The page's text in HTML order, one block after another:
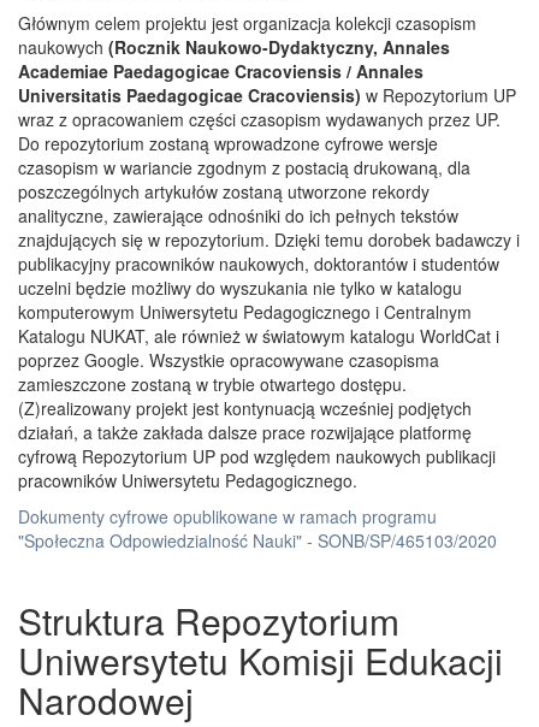
Głównym celem projektu jest organizacja kolekcji czasopism
naukowych (Rocznik Naukowo-Dydaktyczny, Annales
Academiae Paedagogicae Cracoviensis / Annales
Universitatis Paedagogicae Cracoviensis) w Repozytorium UP
wraz z opracowaniem części czasopism wydawanych przez UP.
Do repozytorium zostaną wprowadzone cyfrowe wersje
czasopism w wariancie zgodnym z postacią drukowaną, dla
poszczególnych artykułów zostaną utworzone rekordy
analityczne, zawierające odnośniki do ich pełnych tekstów
znajdujących się w repozytorium. Dzięki temu dorobek badawczy i
publikacyjny pracowników naukowych, doktorantów i studentów
uczelni będzie możliwy do wyszukania nie tylko w katalogu
komputerowym Uniwersytetu Pedagogicznego i Centralnym
Katalogu NUKAT, ale również w światowym katalogu WorldCat i
poprzez Google. Wszystkie opracowywane czasopisma
zamieszczone zostaną w trybie otwartego dostępu.
(Z)realizowany projekt jest kontynuacją wcześniej podjętych
działań, a także zakłada dalsze prace rozwijające platformę
cyfrową Repozytorium UP pod względem naukowych publikacji
pracowników Uniwersytetu Pedagogicznego.
Dokumenty cyfrowe opublikowane w ramach programu
"Społeczna Odpowiedzialność Nauki" - SONB/SP/465103/2020
Struktura Repozytorium
Uniwersytetu Komisji Edukacji
Narodowej